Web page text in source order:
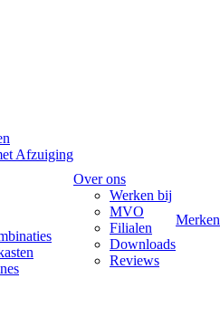
Afzuiging
Over ons
Werken bij
MVO
Filialen
Downloads
Reviews
Merken